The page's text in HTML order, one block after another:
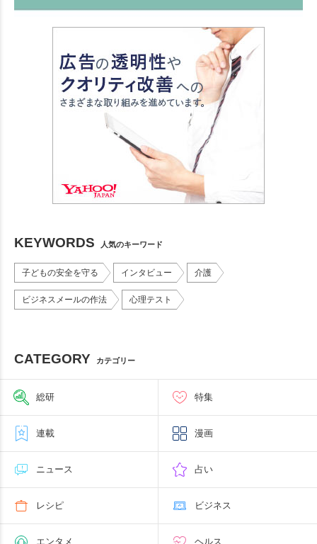
KEYWORDS 人気のキーワード
子どもの安全を守る インタビュー 介護
ビジネスメールの作法 心理テスト
CATEGORY カテゴリー
総研 特集
連載 漫画
ニュース 占い
レシピ ビジネス
エンタメ ヘルス